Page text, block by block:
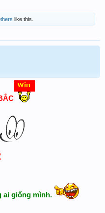
like this.
ai giống mình.